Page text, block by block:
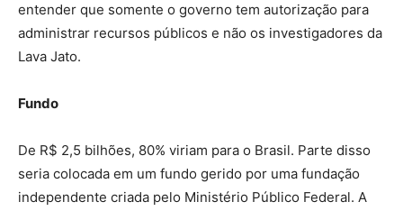
entender que somente o governo tem autorização para
administrar recursos públicos e não os investigadores da
Lava Jato.
Fundo
De R$ 2,5 bilhões, 80% viriam para o Brasil. Parte disso
seria colocada em um fundo gerido por uma fundação
independente criada pelo Ministério Público Federal. A